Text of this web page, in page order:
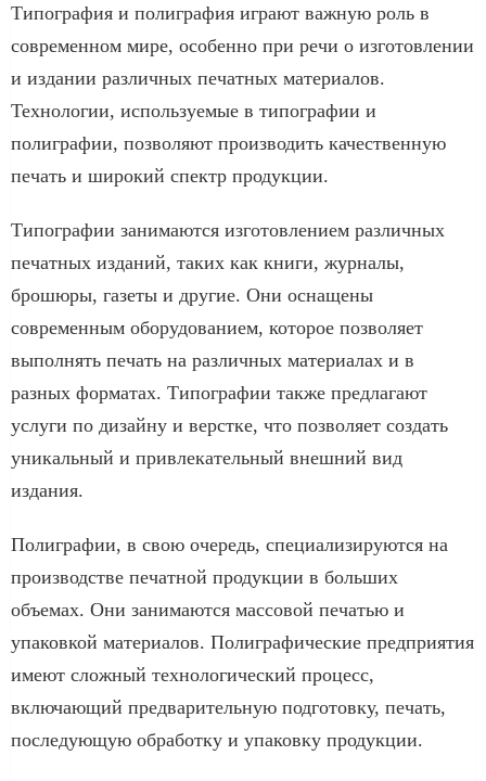
Типография и полиграфия играют важную роль в
современном мире, особенно при речи о изготовлении
и издании различных печатных материалов.
Технологии, используемые в типографии и
полиграфии, позволяют производить качественную
печать и широкий спектр продукции.
Типографии занимаются изготовлением различных
печатных изданий, таких как книги, журналы,
брошюры, газеты и другие. Они оснащены
современным оборудованием, которое позволяет
выполнять печать на различных материалах и в
разных форматах. Типографии также предлагают
услуги по дизайну и верстке, что позволяет создать
уникальный и привлекательный внешний вид
издания.
Полиграфии, в свою очередь, специализируются на
производстве печатной продукции в больших
объемах. Они занимаются массовой печатью и
упаковкой материалов. Полиграфические предприятия
имеют сложный технологический процесс,
включающий предварительную подготовку, печать,
последующую обработку и упаковку продукции.